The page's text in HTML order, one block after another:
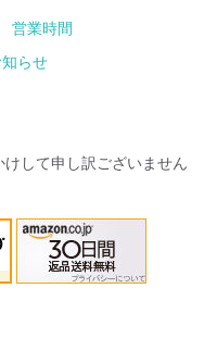
営業時間
らせ
して申し訳ございません